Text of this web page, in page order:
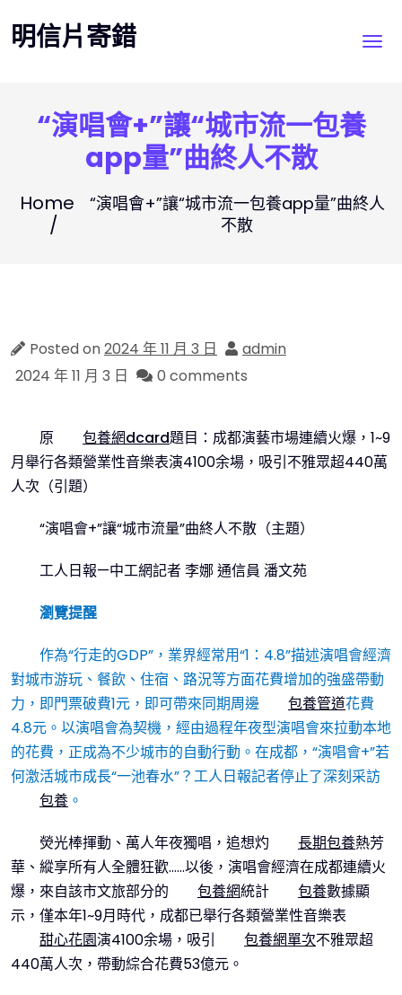
to
content
明信片寄錯
“演唱會+”讓“城市流一包養
app量”曲終人不散
Home
“演唱會+”讓“城市流一包養app量”曲終人
不散
Posted on2024 年 11 月 3 日
admin
2024 年 11 月 3 日
0 comments
原 包養網dcard題目：成都演藝市場連續火爆，1~9
月舉行各類營業性音樂表演4100余場，吸引不雅眾超440萬
人次（引題）
“演唱會+”讓“城市流量”曲終人不散（主題）
工人日報—中工網記者 李娜 通信員 潘文苑
瀏覽提醒
作為“行走的GDP”，業界經常用“1：4.8”描述演唱會經濟
對城市游玩、餐飲、住宿、路況等方面花費增加的強盛帶動
力，即門票破費1元，即可帶來同期周邊
包養管道花費
4.8元。以演唱會為契機，經由過程年夜型演唱會來拉動本地
的花費，正成為不少城市的自動行動。在成都，“演唱會+”若
何激活城市成長“一池春水”？工人日報記者停止了深刻采訪
包養 。
熒光棒揮動、萬人年夜獨唱，追想灼 長期包養熱芳
華、縱享所有人全體狂歡……以後，演唱會經濟在成都連續火
爆，來自該市文旅部分的
包養網統計 包養數據顯
示，僅本年1~9月時代，成都已舉行各類營業性音樂表
甜心花園演4100余場，吸引 包養網單次不雅眾超
440萬人次，帶動綜合花費53億元。